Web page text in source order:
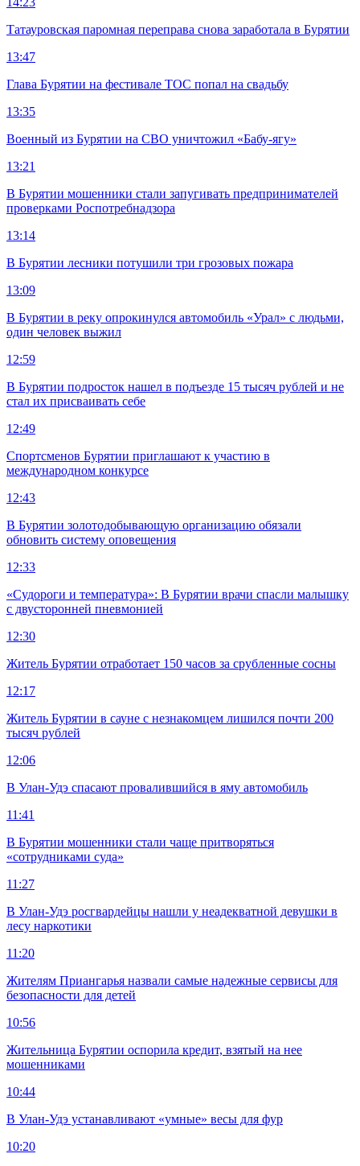
Татауровская паромная переправа снова заработала в Бурятии
13:47
Глава Бурятии на фестивале ТОС попал на свадьбу
13:35
Военный из Бурятии на СВО уничтожил «Бабу-ягу»
13:21
В Бурятии мошенники стали запугивать предпринимателей
проверками Роспотребнадзора
13:14
В Бурятии лесники потушили три грозовых пожара
13:09
В Бурятии в реку опрокинулся автомобиль «Урал» с людьми,
один человек выжил
12:59
В Бурятии подросток нашел в подъезде 15 тысяч рублей и не
стал их присваивать себе
12:49
Спортсменов Бурятии приглашают к участию в
международном конкурсе
12:43
В Бурятии золотодобывающую организацию обязали
обновить систему оповещения
12:33
«Судороги и температура»: В Бурятии врачи спасли малышку
с двусторонней пневмонией
12:30
Житель Бурятии отработает 150 часов за срубленные сосны
12:17
Житель Бурятии в сауне с незнакомцем лишился почти 200
тысяч рублей
12:06
В Улан-Удэ спасают провалившийся в яму автомобиль
11:41
В Бурятии мошенники стали чаще притворяться
«сотрудниками суда»
11:27
В Улан-Удэ росгвардейцы нашли у неадекватной девушки в
лесу наркотики
11:20
Жителям Приангарья назвали самые надежные сервисы для
безопасности для детей
10:56
Жительница Бурятии оспорила кредит, взятый на нее
мошенниками
10:44
В Улан-Удэ устанавливают «умные» весы для фур
10:20